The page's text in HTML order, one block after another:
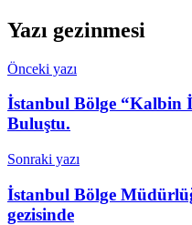
Yazı gezinmesi
Önceki yazı
İstanbul Bölge “Kalbin
Buluştu.
Sonraki yazı
İstanbul Bölge
gezisinde